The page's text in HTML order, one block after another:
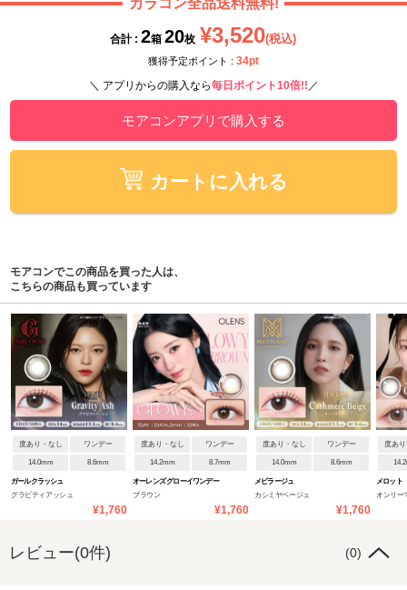
カラコン全品送料無料!
合計 : 2箱 20枚 ¥3,520(税込)
獲得予定ポイント : 34pt
＼ アプリからの購入なら毎日ポイント10倍!! ／
モアコンアプリで購入する
カートに入れる
モアコンでこの商品を買った人は、
こちらの商品も買っています
度あり・なし ワンデー
14.0mm 8.6mm
ガールクラッシュ
グラビティアッシュ
¥1,760
度あり・なし ワンデー
14.2mm 8.7mm
オーレンズ グローイワンデー
ブラウン
¥1,760
度あり・なし ワンデー
14.0mm 8.6mm
メビラージュ
カシミヤベージュ
¥1,760
度あ
メロット
オンリー
レビュー(0件) (0)